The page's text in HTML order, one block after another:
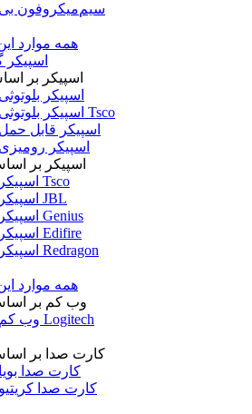
میکروفون بی‌‎سیم
همه موارد
اسپیکر
اسپیکر بر
اسپیکر بلوتوثی
اسپیکر بلوتوثی Tsco
اسپیکر قابل حمل
اسپیکر رومیزی
اسپیکر بر
اسپیکر Tsco
اسپیکر JBL
اسپیکر Genius
اسپیکر Edifire
اسپیکر Redragon
همه موارد
وب کم بر
وب کم Logitech
کارت صدا بر
کارت صدا بویا
کارت صدا کریتیو